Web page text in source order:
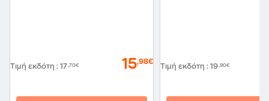
Τιμή εκδότη : 17,70€ 15,98€
Τιμή εκδότη : 19,90€